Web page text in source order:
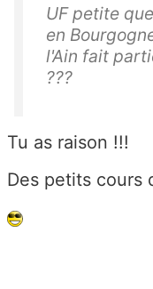
UF petite
en
l'Ain fait
???
Tu as raison !!!
Des petits cours